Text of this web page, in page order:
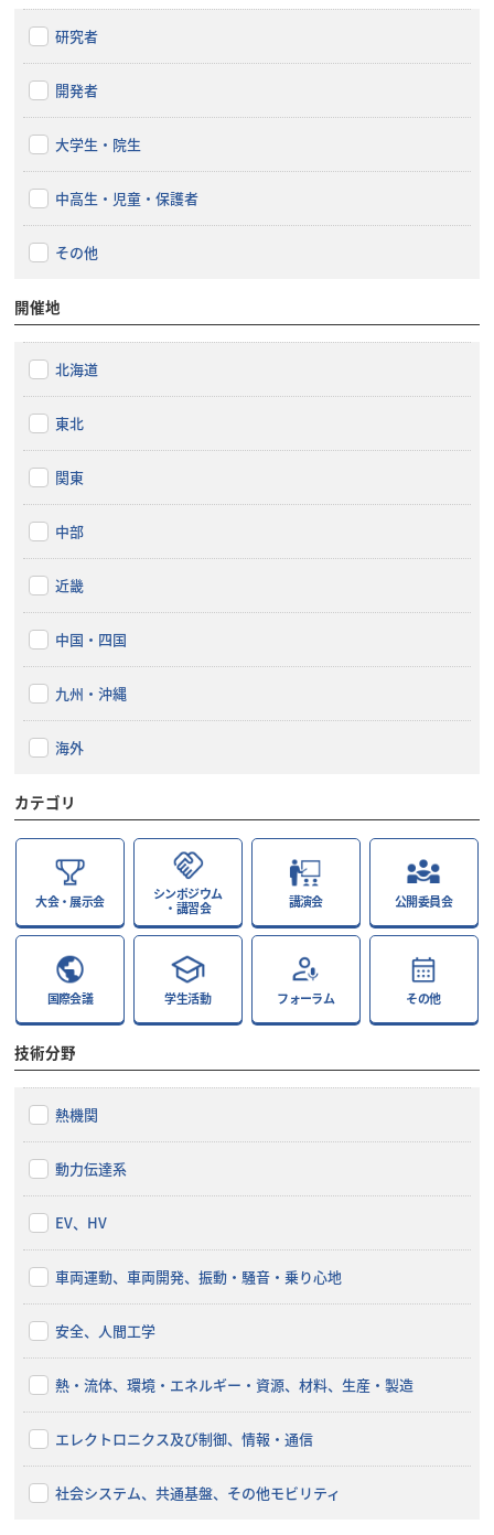
研究者
開発者
大学生・院生
中高生・児童・保護者
その他
開催地
北海道
東北
関東
中部
近畿
中国・四国
九州・沖縄
海外
カテゴリ
大会・展示会
シンポジウム
・講習会
講演会 公開委員会
国際会議 学生活動 フォーラム その他
技術分野
熱機関
動力伝達系
EV、HV
車両運動、車両開発、振動・騒音・乗り心地
安全、人間工学
熱・流体、環境・エネルギー・資源、材料、生産・製造
エレクトロニクス及び制御、情報・通信
社会システム、共通基盤、その他モビリティ